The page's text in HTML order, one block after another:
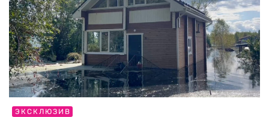
ЭКСКЛЮЗИВ